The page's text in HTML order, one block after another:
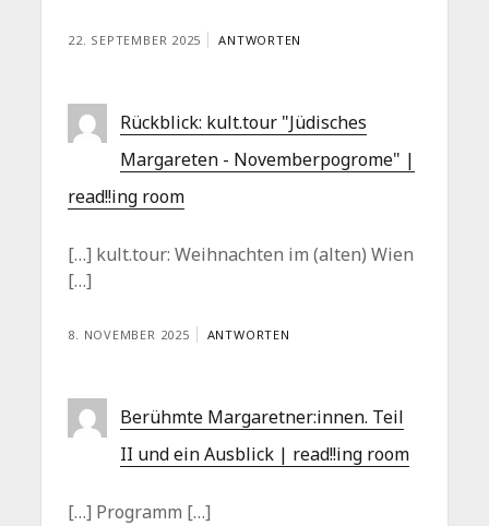
22. SEPTEMBER 2025 ANTWORTEN
Rückblick: kult.tour "Jüdisches
Margareten - Novemberpogrome" |
read!!ing room
[…] kult.tour: Weihnachten im (alten) Wien
[…]
8. NOVEMBER 2025 ANTWORTEN
Berühmte Margaretner:innen. Teil
II und ein Ausblick | read!!ing room
[…] Programm […]